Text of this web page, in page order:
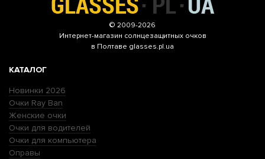
© 2009-2026
Интернет-магазин солнцезащитных очков
в Полтаве glasses.pl.ua
КАТАЛОГ
Новинки 2026
Очки Ray Ban
Женские очки
Очки для водителей
Очки для компьютера
Оправы